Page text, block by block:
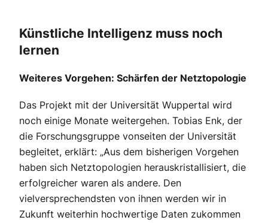
Künstliche Intelligenz muss noch
lernen
Weiteres Vorgehen: Schärfen der Netztopologie
Das Projekt mit der Universität Wuppertal wird
noch einige Monate weitergehen. Tobias Enk, der
die Forschungsgruppe vonseiten der Universität
begleitet, erklärt: „Aus dem bisherigen Vorgehen
haben sich Netztopologien herauskristallisiert, die
erfolgreicher waren als andere. Den
vielversprechendsten von ihnen werden wir in
Zukunft weiterhin hochwertige Daten zukommen